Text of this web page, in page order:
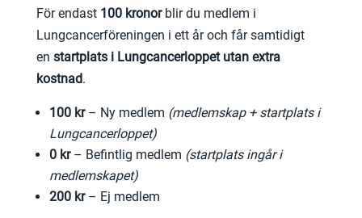
För endast 100 kronorblir du medlem i
Lungcancerföreningen i ett år och får samtidigt
en startplats i Lungcancerloppet utan extra
kostnad.
100 kr– Ny medlem (medlemskap + startplats i
Lungcancerloppet)
0 kr– Befintlig medlem (startplats ingår i
medlemskapet)
200 kr– Ej medlem